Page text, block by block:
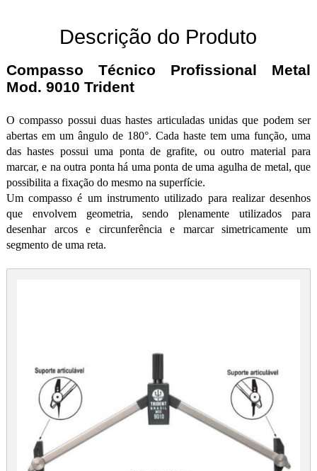
Descrição do Produto
Compasso Técnico Profissional Metal
Mod. 9010 Trident
O compasso possui duas hastes articuladas unidas que podem ser
abertas em um ângulo de 180°. Cada haste tem uma função, uma
das hastes possui uma ponta de grafite, ou outro material para
marcar, e na outra ponta há uma ponta de uma agulha de metal, que
possibilita a fixação do mesmo na superfície.
Um compasso é um instrumento utilizado para realizar desenhos
que envolvem geometria, sendo plenamente utilizados para
desenhar arcos e circunferência e marcar simetricamente um
segmento de uma reta.